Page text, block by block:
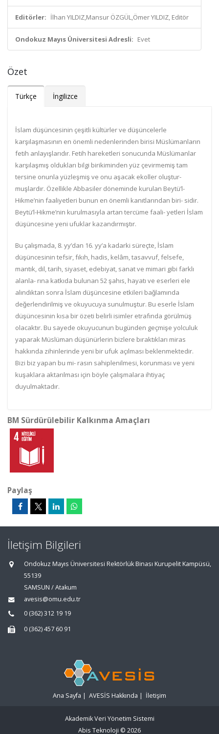
Editörler: İlhan YILDIZ,Mansur ÖZGÜL,Ömer YILDIZ, Editör
Ondokuz Mayıs Üniversitesi Adresli: Evet
Özet
Türkçe İngilizce
İslam düşüncesinin çeşitli kültürler ve düşüncelerle
karşılaşmasının en önemli nedenlerinden birisi Müslümanların
fetih anlayışlarıdır. Fetih hareketleri sonucunda Müslümanlar
karşılaşmış oldukları bilgi birikiminden yüz çevirmemiş tam
tersine onunla yüzleşmiş ve onu aşacak ekoller oluştur-
muşlardır. Özellikle Abbasiler döneminde kurulan Beytü’l-
Hikme’nin faaliyetleri bunun en önemli kanıtlarından biri- sidir.
Beytü’l-Hikme’nin kurulmasıyla artan tercüme faali- yetleri İslam
düşüncesine yeni ufuklar kazandırmıştır.
Bu çalışmada, 8. yy’dan 16. yy’a kadarki süreçte, İslam
düşüncesinin tefsir, fıkıh, hadis, kelâm, tasavvuf, felsefe,
mantık, dil, tarih, siyaset, edebiyat, sanat ve mimari gibi farklı
alanla- rına katkıda bulunan 52 şahıs, hayatı ve eserleri ele
alındıktan sonra İslam düşüncesine etkileri bağlamında
değerlendirilmiş ve okuyucuya sunulmuştur. Bu eserle İslam
düşüncesinin kısa bir özeti belirli isimler etrafında görülmüş
olacaktır. Bu sayede okuyucunun bugünden geçmişe yolculuk
yaparak Müslüman düşünürlerin bizlere bıraktıkları miras
hakkında zihinlerinde yeni bir ufuk açılması beklenmektedir.
Bizi biz yapan bu mi- rasın sahiplenilmesi, korunması ve yeni
kuşaklara aktarılması için böyle çalışmalara ihtiyaç
duyulmaktadır.
BM Sürdürülebilir Kalkınma Amaçları
Paylaş
İletişim Bilgileri
Ondokuz Mayıs Üniversitesi Rektörlük Binası Kurupelit Kampüsü,
55139
SAMSUN / Atakum
avesis@omu.edu.tr
0 (362) 312 19 19
0 (362) 457 60 91
Ana Sayfa | AVESİS Hakkında | İletişim
Akademik Veri Yönetim Sistemi
Abis Teknoloji © 2026